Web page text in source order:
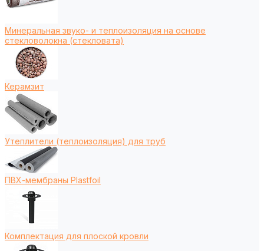
Минеральная звуко- и теплоизоляция на основе
стекловолокна (стекловата)
Керамзит
Утеплители (теплоизоляция) для труб
ПВХ-мембраны Plastfoil
Комплектация для плоской кровли